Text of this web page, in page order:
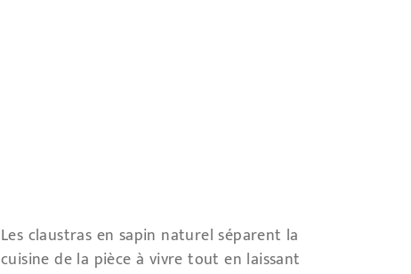
Les claustras en sapin naturel séparent la
cuisine de la pièce à vivre tout en laissant